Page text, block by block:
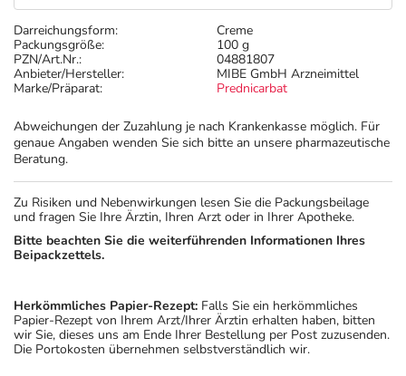
Darreichungsform:
Creme
Packungsgröße:
100 g
PZN/Art.Nr.:
04881807
Anbieter/Hersteller:
MIBE GmbH Arzneimittel
Marke/Präparat:
Prednicarbat
Abweichungen der Zuzahlung je nach Krankenkasse möglich. Für
genaue Angaben wenden Sie sich bitte an unsere pharmazeutische
Beratung.
Zu Risiken und Nebenwirkungen lesen Sie die Packungsbeilage
und fragen Sie Ihre Ärztin, Ihren Arzt oder in Ihrer Apotheke.
Bitte beachten Sie die weiterführenden Informationen Ihres
Beipackzettels.
Herkömmliches Papier-Rezept: Falls Sie ein herkömmliches
Papier-Rezept von Ihrem Arzt/Ihrer Ärztin erhalten haben, bitten
wir Sie, dieses uns am Ende Ihrer Bestellung per Post zuzusenden.
Die Portokosten übernehmen selbstverständlich wir.